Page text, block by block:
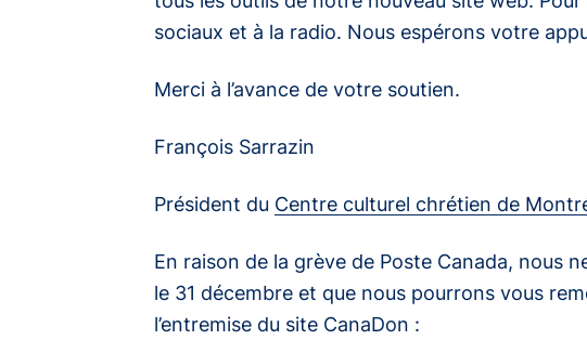
sociaux et à la radio. Nous espérons votre
Merci à l’avance de votre soutien.
François Sarrazin
Président du Centre culturel chrétien de
En raison de la grève de Poste Canada, nous
le 31 décembre et que nous pourrons vous
l’entremise du site CanaDon :